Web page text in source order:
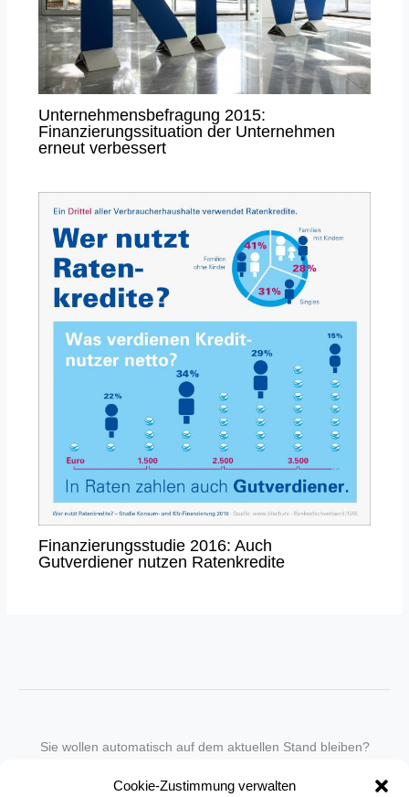
Cookie-Zustimmung verwalten
Unternehmensbefragung 2015:
Finanzierungssituation der Unternehmen
erneut verbessert
Finanzierungsstudie 2016: Auch
Gutverdiener nutzen Ratenkredite
Sie wollen automatisch auf dem aktuellen Stand bleiben?
in unseren Newsletter-Service auf.